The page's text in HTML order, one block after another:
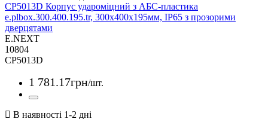
CP5013D Корпус удароміцний з АБС-пластика
e.plbox.300.400.195.tr, 300х400х195мм, IP65 з прозорими
дверцятами
E.NEXT
10804
CP5013D
1 781.17грн/шт.